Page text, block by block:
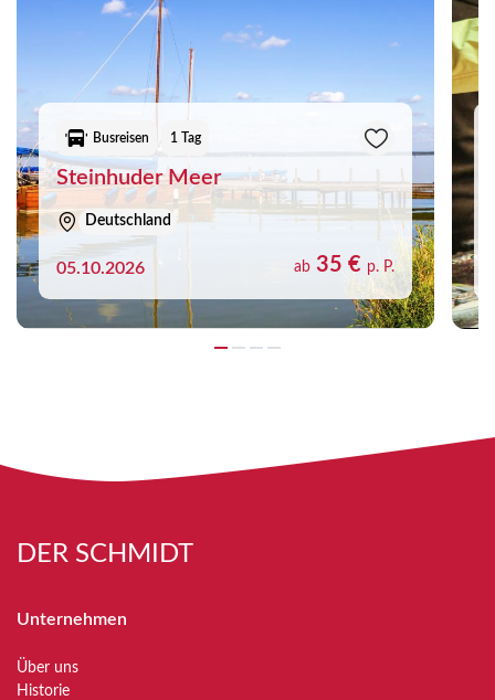
Busreisen 1 Tag
Steinhuder Meer
Deutschland
05.10.2026 ab 35 € p. P.
DER SCHMIDT
Unternehmen
Über uns
Historie